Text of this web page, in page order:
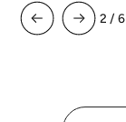
3 /6